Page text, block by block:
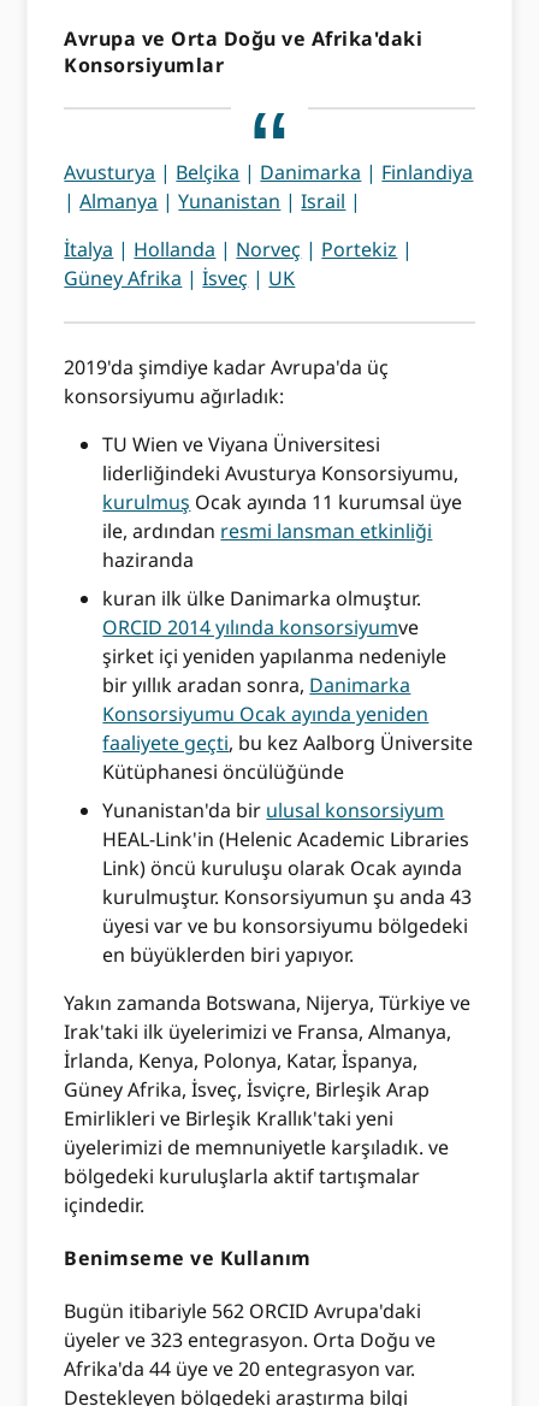
Avrupa ve Orta Doğu ve Afrika'daki
Konsorsiyumlar
Avusturya | Belçika | Danimarka | Finlandiya
|Almanya |Yunanistan |Israil |
İtalya | Hollanda | Norveç | Portekiz |
Güney Afrika |İsveç | UK
2019'da şimdiye kadar Avrupa'da üç
konsorsiyumu ağırladık:
TU Wien ve Viyana Üniversitesi
liderliğindeki Avusturya Konsorsiyumu,
kurulmuş Ocak ayında 11 kurumsal üye
ile, ardından resmi lansman etkinliği
haziranda
kuran ilk ülke Danimarka olmuştur.
ORCID 2014 yılında konsorsiyumve
şirket içi yeniden yapılanma nedeniyle
bir yıllık aradan sonra, Danimarka
Konsorsiyumu Ocak ayında yeniden
faaliyete geçti, bu kez Aalborg Üniversite
Kütüphanesi öncülüğünde
Yunanistan'da bir ulusal konsorsiyum
HEAL-Link'in (Helenic Academic Libraries
Link) öncü kuruluşu olarak Ocak ayında
kurulmuştur. Konsorsiyumun şu anda 43
üyesi var ve bu konsorsiyumu bölgedeki
en büyüklerden biri yapıyor.
Yakın zamanda Botswana, Nijerya, Türkiye ve
Irak'taki ilk üyelerimizi ve Fransa, Almanya,
İrlanda, Kenya, Polonya, Katar, İspanya,
Güney Afrika, İsveç, İsviçre, Birleşik Arap
Emirlikleri ve Birleşik Krallık'taki yeni
üyelerimizi de memnuniyetle karşıladık. ve
bölgedeki kuruluşlarla aktif tartışmalar
içindedir.
Benimseme ve Kullanım
Bugün itibariyle 562 ORCID Avrupa'daki
üyeler ve 323 entegrasyon. Orta Doğu ve
Afrika'da 44 üye ve 20 entegrasyon var.
Destekleyen bölgedeki araştırma bilgi